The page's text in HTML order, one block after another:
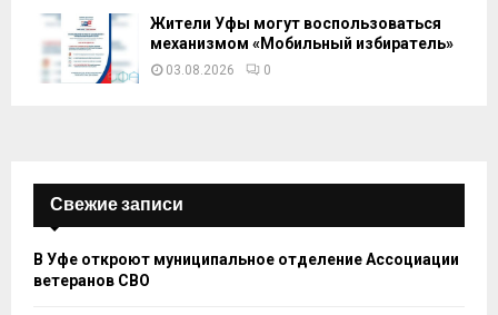
Жители Уфы могут воспользоваться
механизмом «Мобильный избиратель»
03.08.2026 0
Свежие записи
В Уфе откроют муниципальное отделение Ассоциации
ветеранов СВО